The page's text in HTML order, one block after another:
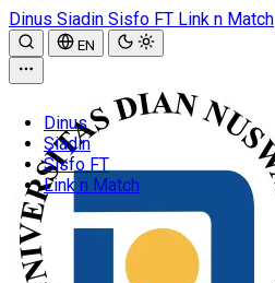
Dinus Siadin Sisfo FT Link n Match
EN
Dinus
Siadin
Sisfo FT
Link n Match